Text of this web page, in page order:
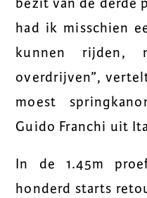
bezit van de derde
had ik misschien
kunnen rijden,
overdrijven”,
moest
Guido Franchi uit
In de 1.45m
honderd starts